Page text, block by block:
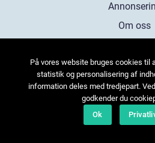
Om oss
Kontakta
Sitemap
På vores website bruges cookies til
statistik og personalisering af
information deles med tredjepart.
godkender du
Ok